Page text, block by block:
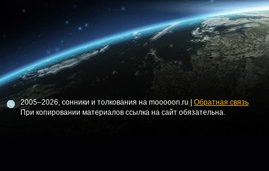
2005–2026, сонники и толкования на mooooon.ru | Обратная связь
При копировании материалов ссылка на сайт обязательна.